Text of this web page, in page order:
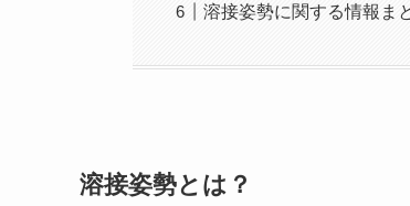
溶接姿勢に関する情報ま
溶接姿勢とは？